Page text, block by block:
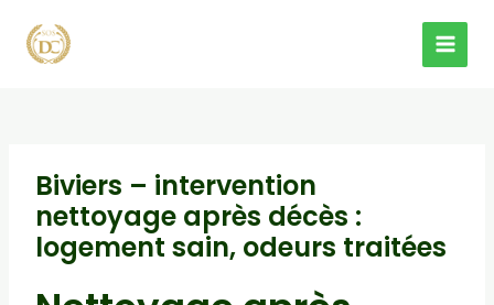
contenu
MAIN
Biviers – intervention
nettoyage après décès :
logement sain, odeurs traitées